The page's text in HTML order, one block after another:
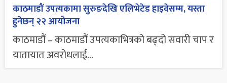
काठमाडौं उपत्यकामा सुरुङदेखि एलिभेटेड हाइवेसम्म, यस्ता
हुनेछन् २२ आयोजना
काठमाडौं – काठमाडौं उपत्यकाभित्रको बढ्दो सवारी चाप र
यातायात अवरोधलाई...